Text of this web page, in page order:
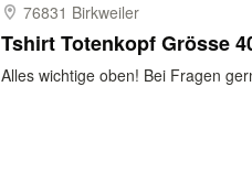
76831 Birkweiler
Tshirt Totenkopf Grösse
Alles wichtige oben! Bei Fragen